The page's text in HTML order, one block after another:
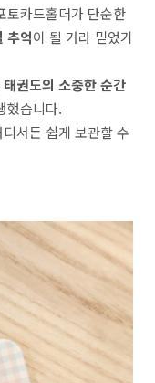
토카드홀더가 단순한
추억이 될 거라 믿었기
태권도의 소중한 순간
했습니다.
서든 쉽게 보관할 수